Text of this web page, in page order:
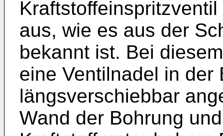
aus, wie es aus der
bekannt ist. Bei
eine Ventilnadel in der
längsverschiebbar
Wand der Bohrung